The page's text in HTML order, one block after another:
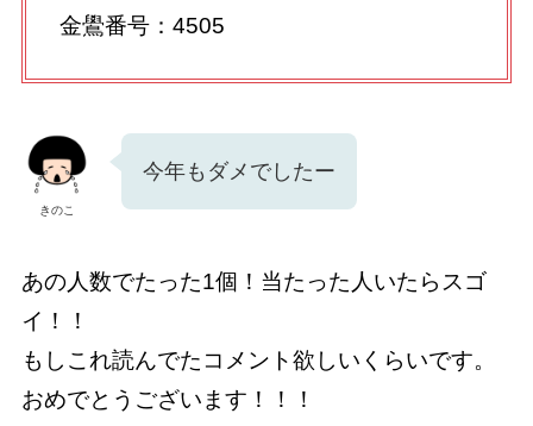
金鷽番号：4505
きのこ
今年もダメでしたー
あの人数でたった1個！当たった人いたらスゴ
イ！！
もしこれ読んでたコメント欲しいくらいです。
おめでとうございます！！！